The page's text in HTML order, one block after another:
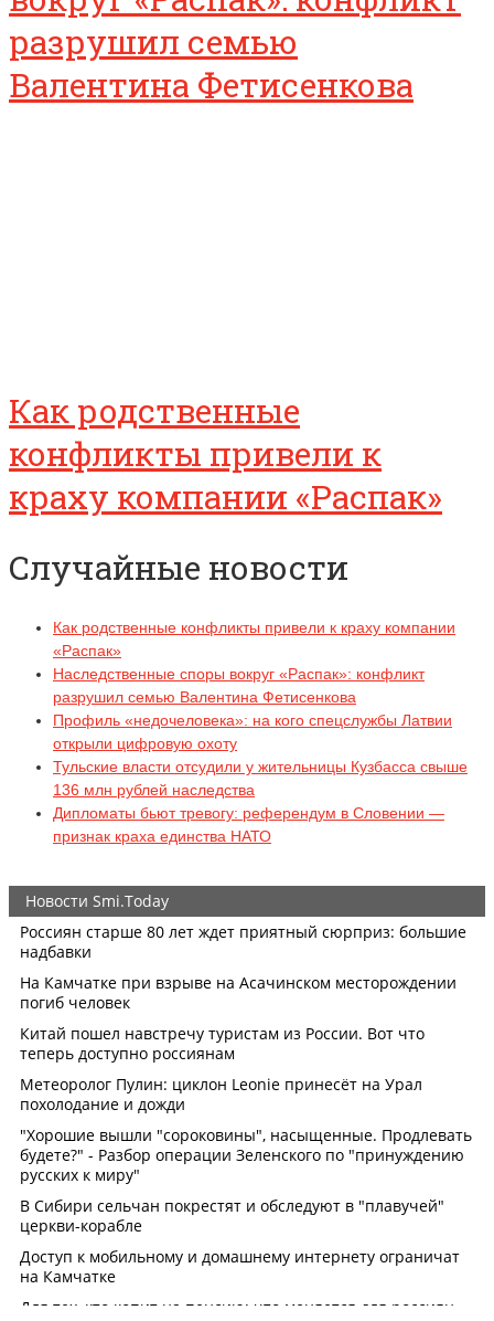
разрушил семью
Валентина Фетисенкова
Как родственные
конфликты привели к
краху компании «Распак»
Случайные новости
Как родственные конфликты привели к краху компании
«Распак»
Наследственные споры вокруг «Распак»: конфликт
разрушил семью Валентина Фетисенкова
Профиль «недочеловека»: на кого спецслужбы Латвии
открыли цифровую охоту
Тульские власти отсудили у жительницы Кузбасса свыше
136 млн рублей наследства
Дипломаты бьют тревогу: референдум в Словении —
признак краха единства НАТО